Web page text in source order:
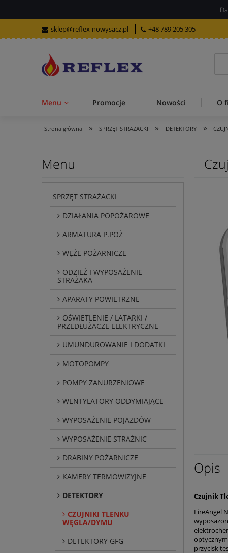
sklep@reflex-nowysacz.pl +48 789 205 305
Menu Promocje Nowości O
Strona główna » SPRZĘT STRAŻACKI » DETEKTORY »
Menu
SPRZĘT STRAŻACKI
DZIAŁANIA POPOŻAROWE
ARMATURA P.POŻ
WĘŻE POŻARNICZE
ODZIEŻ I WYPOSAŻENIE
STRAŻAKA
APARATY POWIETRZNE
OŚWIETLENIE / LATARKI /
PRZEDŁUŻACZE ELEKTRYCZNE
UMUNDUROWANIE I DODATKI
MOTOPOMPY
POMPY ZANURZENIOWE
WENTYLATORY ODDYMIAJĄCE
WYPOSAŻENIE POJAZDÓW
WYPOSAŻENIE STRAŻNIC
DRABINY POŻARNICZE
KAMERY TERMOWIZYJNE
DETEKTORY
CZUJNIKI TLENKU
WĘGLA/DYMU
DETEKTORY GFG
Opis
Czujnik
FireAngel
wyposażon
przycisk